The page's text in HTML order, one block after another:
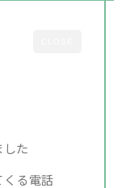
した
くる電話